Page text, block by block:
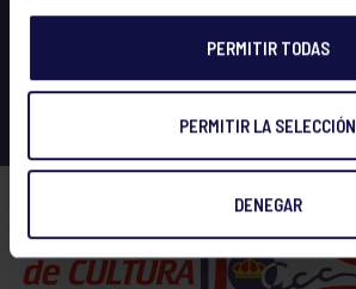
PERMITIR TODAS
PERMITIR LA SELECCIÓN
DENEGAR